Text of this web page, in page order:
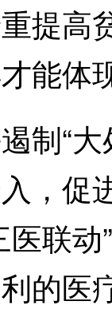
提高
能体
“大
，促
医联
的医